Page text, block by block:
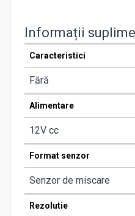
Informații
Caracteristici
Fără
Alimentare
12V cc
Format senzor
Senzor de miscare
Rezolutie